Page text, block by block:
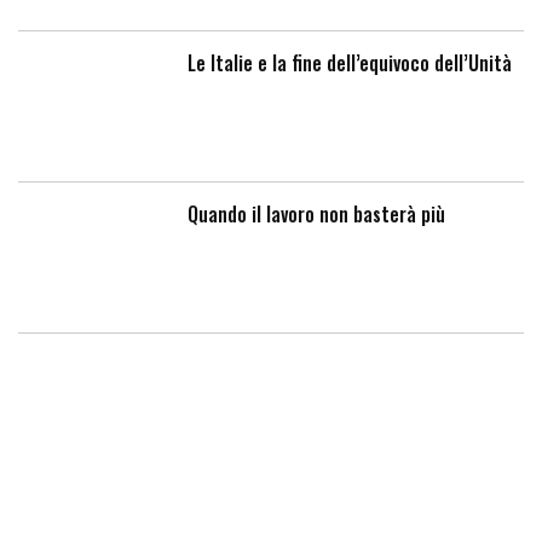
Le Italie e la fine dell’equivoco dell’Unità
Quando il lavoro non basterà più